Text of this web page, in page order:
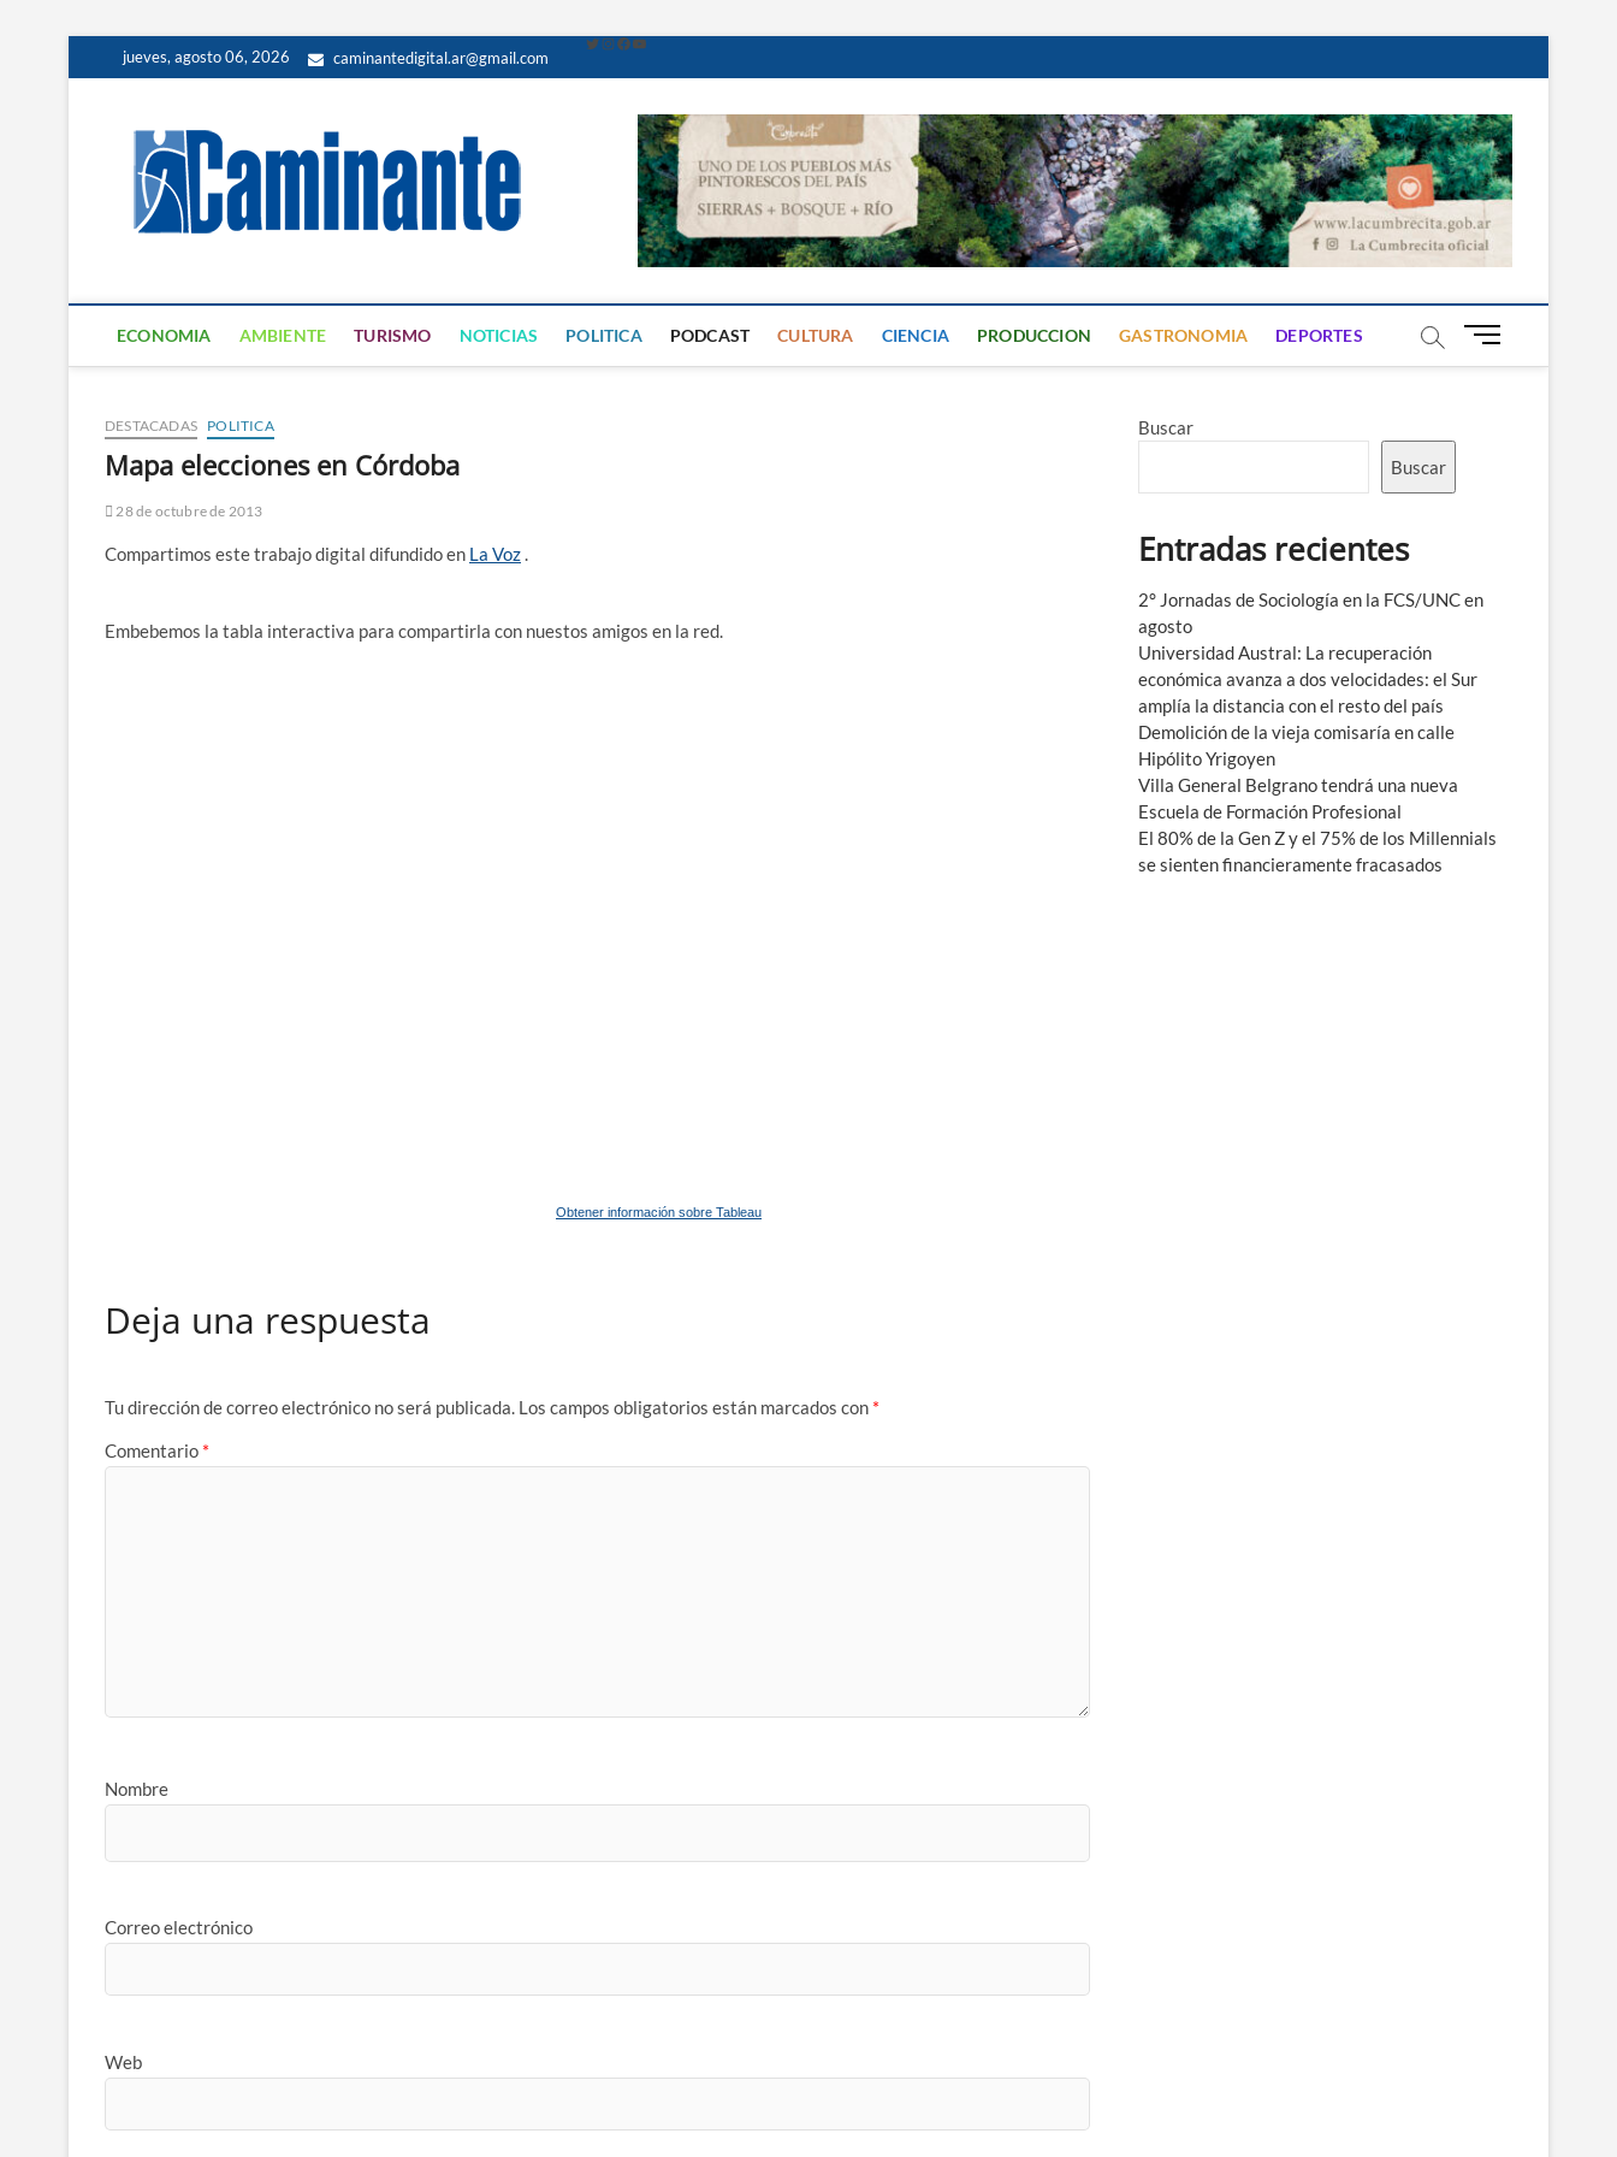
jueves, agosto 06, 2026 caminantedigital.ar@gmail.com
Caminante Digital
PERIÓDICO DIGITAL DEL VALLE DE CALAMUCHITA
ECONOMIA AMBIENTE TURISMO NOTICIAS POLITICA PODCAST CULTURA CIENCIA PRODUCCION GASTRONOMIA DEPORTES
B
ú
DESTACADAS POLITICA
Mapa elecciones en Córdoba
28 de octubre de 2013
Compartimos este trabajo digital difundido en La Voz.
Embebemos la tabla interactiva para compartirla con nuestos amigos en la red.
Obtener información sobre Tableau
Deja una respuesta
Tu dirección de correo electrónico no será publicada. Los campos obligatorios están marcados con *
Comentario *
Nombre
Correo electrónico
Web
Buscar
Buscar
Entradas recientes
2° Jornadas de Sociología en la FCS/UNC en
agosto
Universidad Austral: La recuperación
económica avanza a dos velocidades: el Sur
amplía la distancia con el resto del país
Demolición de la vieja comisaría en calle
Hipólito Yrigoyen
Villa General Belgrano tendrá una nueva
Escuela de Formación Profesional
El 80% de la Gen Z y el 75% de los Millennials
se sienten financieramente fracasados